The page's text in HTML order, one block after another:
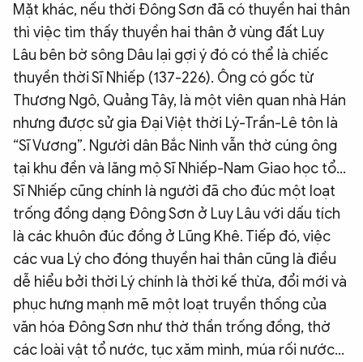
Mặt khác, nếu thời Đông Sơn đã có thuyền hai thân
thì việc tìm thấy thuyền hai thân ở vùng đất Luy
Lâu bên bờ sông Dâu lại gợi ý đó có thể là chiếc
thuyền thời Sĩ Nhiếp (137-226). Ông có gốc từ
Thương Ngô, Quảng Tây, là một viên quan nhà Hán
nhưng được sử gia Đại Việt thời Lý-Trần-Lê tôn là
“Sĩ Vương”. Người dân Bắc Ninh vẫn thờ cúng ông
tại khu đền và lăng mộ Sĩ Nhiếp-Nam Giao học tổ...
Sĩ Nhiếp cũng chính là người đã cho đúc một loạt
trống đồng dạng Đông Sơn ở Luy Lâu với dấu tích
là các khuôn đúc đồng ở Lũng Khê. Tiếp đó, việc
các vua Lý cho đóng thuyền hai thân cũng là điều
dễ hiểu bởi thời Lý chính là thời kế thừa, đổi mới và
phục hưng mạnh mẽ một loạt truyền thống của
văn hóa Đông Sơn như thờ thần trống đồng, thờ
các loài vật tổ nước, tục xăm mình, múa rối nước…